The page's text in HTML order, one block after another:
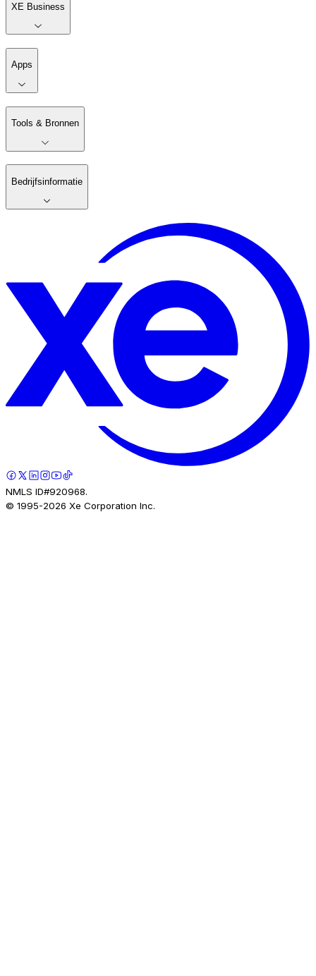
XE Business
Apps
Tools & Bronnen
Bedrijfsinformatie
NMLS ID#920968.
© 1995-2026 Xe Corporation Inc.